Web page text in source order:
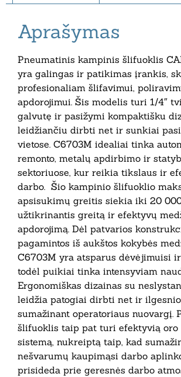
Aprašymas
Pneumatinis kampinis šlifuoklis
yra galingas ir patikimas įrankis,
profesionaliam šlifavimui,
apdorojimui. Šis modelis turi 1/4″
galvutę ir pasižymi kompaktišku
leidžiančiu dirbti net ir sunkiai
vietose. C6703M idealiai tinka
remonto, metalų apdirbimo ir
sektoriuose, kur reikia tikslaus ir
darbo. Šio kampinio šlifuoklio
apsisukimų greitis siekia iki 20 000
užtikrinantis greitą ir efektyvų
apdorojimą. Dėl patvarios
pagamintos iš aukštos kokybės
C6703M yra atsparus dėvėjimuisi
todėl puikiai tinka intensyviam
Ergonomiškas dizainas su
leidžia patogiai dirbti net ir
sumažinant operatoriaus nuovargį.
šlifuoklis taip pat turi efektyvią oro
sistemą, nukreiptą taip, kad
nešvarumų kaupimąsi darbo
prisideda prie geresnės darbo